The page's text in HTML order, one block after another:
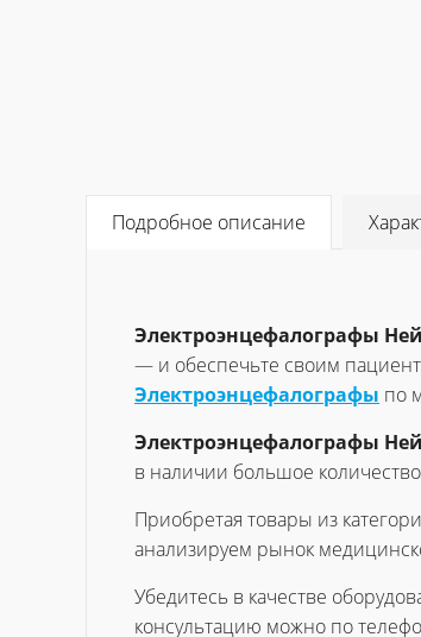
Подробное описание
Электроэнцефалографы
— и обеспечьте своим
Электроэнцефалографы по
Электроэнцефалографы
в наличии большое
Приобретая товары из
анализируем рынок
Убедитесь в качестве
консультацию можно по